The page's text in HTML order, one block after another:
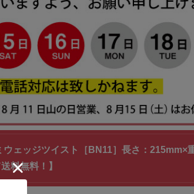
ェッジツイスト［BN11］長さ：215mm×
料無料！】